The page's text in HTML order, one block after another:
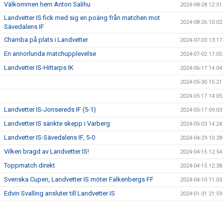
Välkommen hem Anton Salihu 2024-08-28 12:51
Landvetter IS fick med sig en poäng från matchen mot
Sävedalens IF
2024-08-26 10:02
Chamba på plats i Landvetter 2024-07-03 13:17
En annorlunda matchupplevelse 2024-07-02 17:05
Landvetter IS-Hittarps IK 2024-06-17 14:04
2024-05-30 15:21
2024-05-17 14:05
Landvetter IS-Jonsereds IF (5-1) 2024-05-17 09:03
Landvetter IS sänkte skepp i Varberg 2024-05-03 14:24
Landvetter IS-Sävedalens IF, 5-0 2024-04-29 10:28
Vilken bragd av Landvetter IS! 2024-04-15 12:54
Toppmatch direkt 2024-04-15 12:38
Svenska Cupen, Landvetter IS möter Falkenbergs FF 2024-04-10 11:03
Edvin Svalling ansluter till Landvetter IS 2024-01-31 21:59